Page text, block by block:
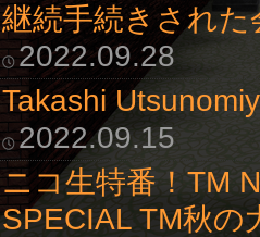
継続手続きされ
2022.09.28
Takashi
2022.09.15
ニコ生特番！TM
SPECIAL TM秋の